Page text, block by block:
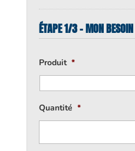
ÉTAPE 1/3 - MON BESOIN
Produit *
Quantité *